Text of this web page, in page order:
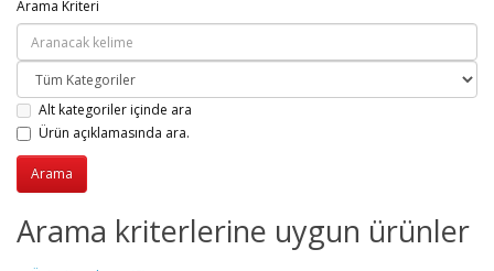
Arama Kriteri
Alt kategoriler içinde ara
Ürün açıklamasında ara.
Arama kriterlerine uygun ürünler